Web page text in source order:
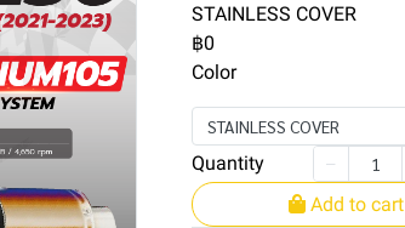
STAINLESS COVER
฿0
Color
STAINLESS COVER
Quantity
Add to cart